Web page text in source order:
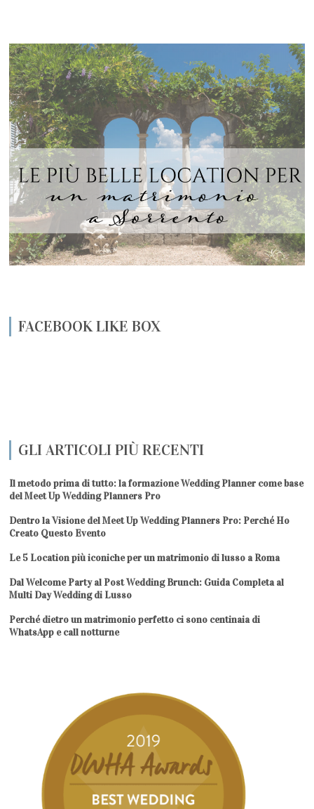
FACEBOOK LIKE BOX
GLI ARTICOLI PIÙ RECENTI
Il metodo prima di tutto: la formazione Wedding Planner come base
del Meet Up Wedding Planners Pro
Dentro la Visione del Meet Up Wedding Planners Pro: Perché Ho
Creato Questo Evento
Le 5 Location più iconiche per un matrimonio di lusso a Roma
Dal Welcome Party al Post Wedding Brunch: Guida Completa al
Multi Day Wedding di Lusso
Perché dietro un matrimonio perfetto ci sono centinaia di
WhatsApp e call notturne